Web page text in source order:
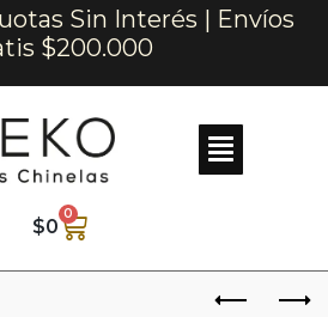
Sin Interés | Envíos
$200.000
$0
0